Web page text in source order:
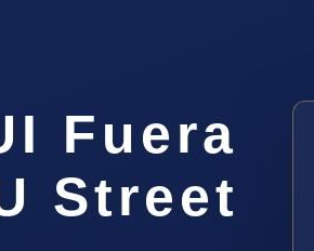
Fuera
Street